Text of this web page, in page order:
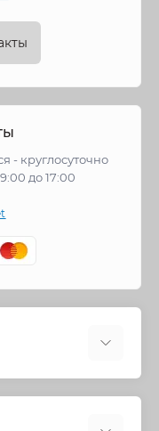
- круглосуточно
до 17:00